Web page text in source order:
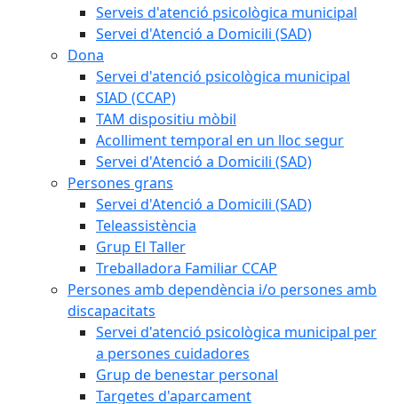
Serveis d'atenció psicològica municipal
Servei d'Atenció a Domicili (SAD)
Dona
Servei d'atenció psicològica municipal
SIAD (CCAP)
TAM dispositiu mòbil
Acolliment temporal en un lloc segur
Servei d'Atenció a Domicili (SAD)
Persones grans
Servei d'Atenció a Domicili (SAD)
Teleassistència
Grup El Taller
Treballadora Familiar CCAP
Persones amb dependència i/o persones amb
discapacitats
Servei d'atenció psicològica municipal per
a persones cuidadores
Grup de benestar personal
Targetes d'aparcament